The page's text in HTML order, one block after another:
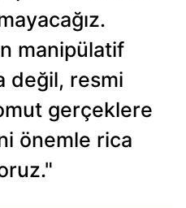
manipülatif
değil, resmi
gerçeklere
önemle rica